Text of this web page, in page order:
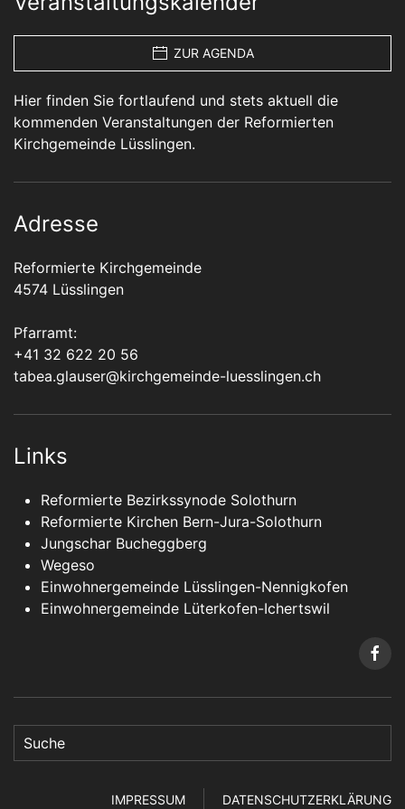
ZUR AGENDA
Hier finden Sie fortlaufend und stets aktuell die
kommenden Veranstaltungen der Reformierten
Kirchgemeinde Lüsslingen.
Adresse
Reformierte Kirchgemeinde
4574 Lüsslingen
Pfarramt:
+41 32 622 20 56
tabea.glauser@kirchgemeinde-luesslingen.ch
Links
Reformierte Bezirkssynode Solothurn
Reformierte Kirchen Bern-Jura-Solothurn
Jungschar Bucheggberg
Wegeso
Einwohnergemeinde Lüsslingen-Nennigkofen
Einwohnergemeinde Lüterkofen-Ichertswil
IMPRESSUM DATENSCHUTZERKLÄRUNG